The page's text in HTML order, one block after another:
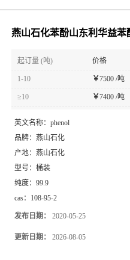
燕山石化苯酚山东利华益苯
起订量 (吨) 价格
1-10 ￥7500 /吨
≥10 ￥7400 /吨
英文名称： phenol
品牌： 燕山石化
产地： 燕山石化
型号： 桶装
纯度： 99.9
cas： 108-95-2
发布日期： 2020-05-25
更新日期： 2026-08-05